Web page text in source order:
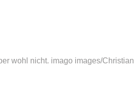
wohl nicht. imago images/Christian